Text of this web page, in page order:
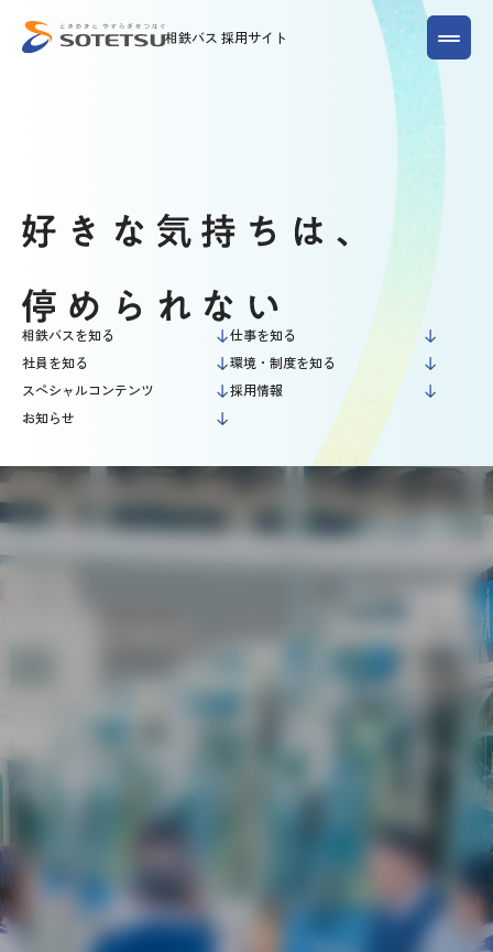
相鉄バス 採用サイト
相鉄バスを知る
仕事を知る
社員を知る
環境・制度を知る
スペシャルコンテンツ
採用情報
お知らせ